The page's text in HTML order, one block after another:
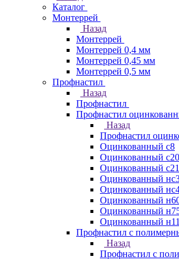
Каталог
Монтеррей
Назад
Монтеррей
Монтеррей 0,4 мм
Монтеррей 0,45 мм
Монтеррей 0,5 мм
Профнастил
Назад
Профнастил
Профнастил
Назад
Профнастил
Оцинкованный с8
Оцинкованный с20
Оцинкованный с21
Оцинкованный
Оцинкованный
Оцинкованный
Оцинкованный
Оцинкованный
Профнастил с
Назад
Профнастил с